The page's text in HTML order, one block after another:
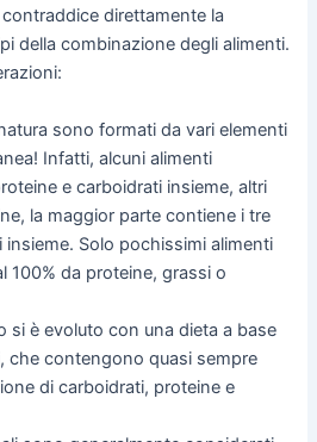
direttamente la
della combinazione degli alimenti.
sono formati da vari elementi
Infatti, alcuni alimenti
e carboidrati insieme, altri
la maggior parte contiene i tre
insieme. Solo pochissimi alimenti
100% da proteine, grassi o
si è evoluto con una dieta a base
che contengono quasi sempre
di carboidrati, proteine e